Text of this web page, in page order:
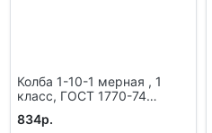
Колба 1-10-1 мерная , 1
класс, ГОСТ 1770-74
834р.